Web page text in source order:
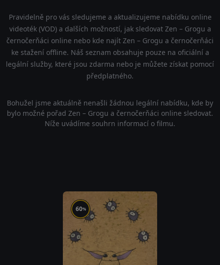
Pravidelně pro vás sledujeme a aktualizujeme nabídku online
videoték (VOD) a dalších možností, jak sledovat Zen – Grogu a
černočerňáci online nebo kde najít Zen – Grogu a černočerňáci
ke stažení offline. Náš seznam obsahuje pouze na oficiální a
legální služby, které jsou zdarma nebo je můžete získat pomocí
předplatného.
Bohužel jsme aktuálně nenašli žádnou legální nabídku, kde by
bylo možné pořad Zen – Grogu a černočerňáci online sledovat.
Níže uvádíme souhrn informací o filmu.
60%